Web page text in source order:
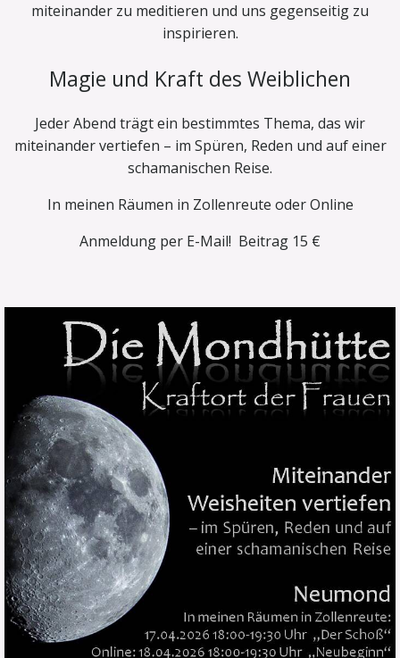
miteinander zu meditieren und uns gegenseitig zu
inspirieren.
Magie und Kraft des Weiblichen
Jeder Abend trägt ein bestimmtes Thema, das wir
miteinander vertiefen – im Spüren, Reden und auf einer
schamanischen Reise.
In meinen Räumen in Zollenreute oder Online
Anmeldung per E-Mail! Beitrag 15 €